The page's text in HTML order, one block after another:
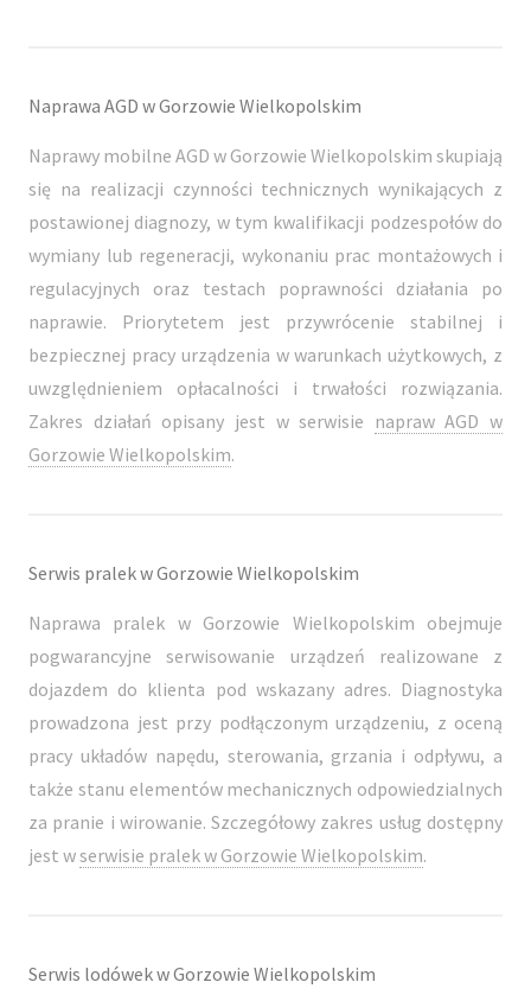
Naprawa AGD w Gorzowie Wielkopolskim
Naprawy mobilne AGD w Gorzowie Wielkopolskim skupiają
się na realizacji czynności technicznych wynikających z
postawionej diagnozy, w tym kwalifikacji podzespołów do
wymiany lub regeneracji, wykonaniu prac montażowych i
regulacyjnych oraz testach poprawności działania po
naprawie. Priorytetem jest przywrócenie stabilnej i
bezpiecznej pracy urządzenia w warunkach użytkowych, z
uwzględnieniem opłacalności i trwałości rozwiązania.
Zakres działań opisany jest w serwisie napraw AGD w
Gorzowie Wielkopolskim.
Serwis pralek w Gorzowie Wielkopolskim
Naprawa pralek w Gorzowie Wielkopolskim obejmuje
pogwarancyjne serwisowanie urządzeń realizowane z
dojazdem do klienta pod wskazany adres. Diagnostyka
prowadzona jest przy podłączonym urządzeniu, z oceną
pracy układów napędu, sterowania, grzania i odpływu, a
także stanu elementów mechanicznych odpowiedzialnych
za pranie i wirowanie. Szczegółowy zakres usług dostępny
jest wserwisie pralek w Gorzowie Wielkopolskim.
Serwis lodówek w Gorzowie Wielkopolskim